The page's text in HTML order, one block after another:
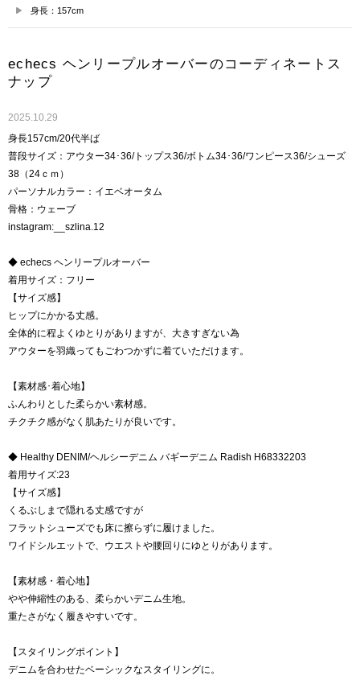
身長：157cm
echecs ヘンリープルオーバーのコーディネートス
ナップ
2025.10.29
身長157cm/20代半ば
普段サイズ：アウター34･36/トップス36/ボトム34･36/ワンピース36/シューズ
38（24ｃｍ）
パーソナルカラー：イエベオータム
骨格：ウェーブ
instagram:__szlina.12
◆ echecs ヘンリープルオーバー
着用サイズ：フリー
【サイズ感】
ヒップにかかる丈感。
全体的に程よくゆとりがありますが、大きすぎない為
アウターを羽織ってもごわつかずに着ていただけます。
【素材感･着心地】
ふんわりとした柔らかい素材感。
チクチク感がなく肌あたりが良いです。
◆ Healthy DENIM/ヘルシーデニム バギーデニム Radish H68332203
着用サイズ:23
【サイズ感】
くるぶしまで隠れる丈感ですが
フラットシューズでも床に擦らずに履けました。
ワイドシルエットで、ウエストや腰回りにゆとりがあります。
【素材感・着心地】
やや伸縮性のある、柔らかいデニム生地。
重たさがなく履きやすいです。
【スタイリングポイント】
デニムを合わせたベーシックなスタイリングに。